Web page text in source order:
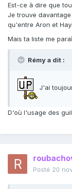
Est-ce à dire que
Je trouve
qu'entre Aron et
Mais ta liste me
Rémy a dit :
J'ai
D'où l'usage des
Posté 20